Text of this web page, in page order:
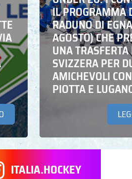
IL PROGRAMMA
RADUNO DI
AGOSTO) CHE
UNA
SVIZZERA PER
AMICHEVOLI
PIOTTA E
ITALIA.HOCKEY